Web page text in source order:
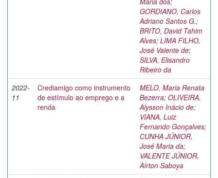
GORDIANO, Carlos
Adriano Santos G.;
BRITO, David Tahim
Alves; LIMA FILHO,
José Valente de;
SILVA, Elisandro
Ribeiro da
2022-
11
Crediamigo como instrumento
de estímulo ao emprego e a
renda
MELO, Maria Renata
Bezerra; OLIVEIRA,
Alysson Inácio de;
VIANA, Luiz
Fernando Gonçalves;
CUNHA JÚNIOR,
José Maria da;
VALENTE JÚNIOR,
Aírton Saboya